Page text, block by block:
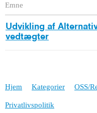
Emne
Udvikling af
vedtægter
Hjem Kategorier OSS/
Privatlivspolitik